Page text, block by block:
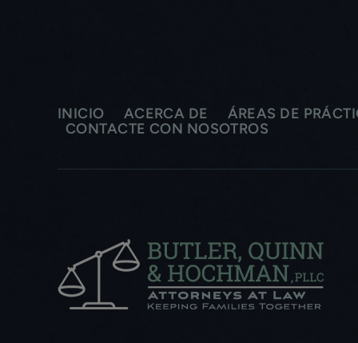
INICIO ACERCA DE ÁREAS DE
CONTACTE CON NOSOTROS